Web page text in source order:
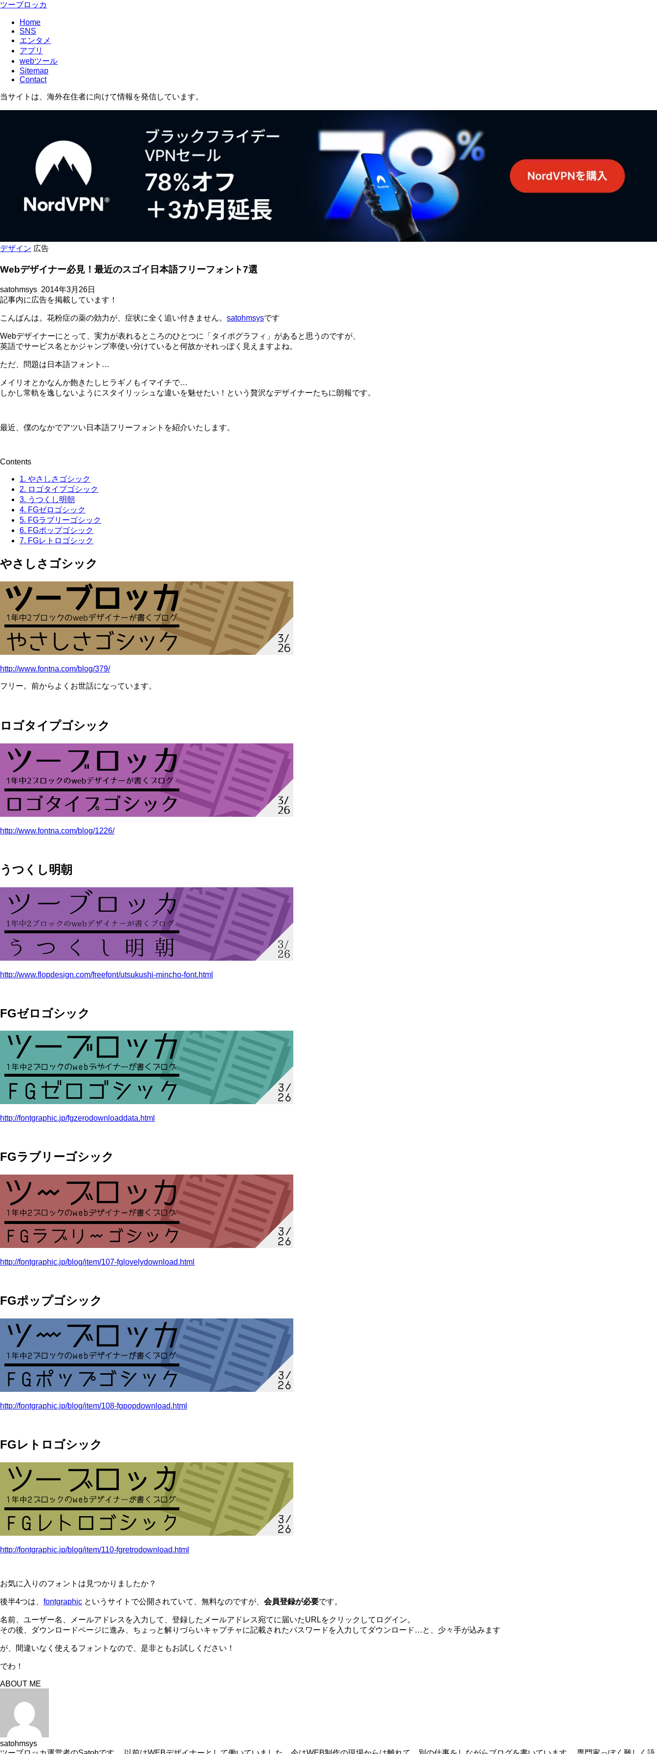
ツーブロッカ
Home
SNS
エンタメ
アプリ
webツール
Sitemap
Contact
当サイトは、海外在住者に向けて情報を発信しています。
デザイン 広告
Webデザイナー必見！最近のスゴイ日本語フリーフォント7選
satohmsys 2014年3月26日
記事内に広告を掲載しています！
こんばんは。花粉症の薬の効力が、症状に全く追い付きません。 satohmsysです
Webデザイナーにとって、実力が表れるところのひとつに「タイポグラフィ」があると思うのですが、
英語でサービス名とかジャンプ率使い分けていると何故かそれっぽく見えますよね。
ただ、問題は日本語フォント…
メイリオとかなんか飽きたしヒラギノもイマイチで…
しかし常軌を逸しないようにスタイリッシュな違いを魅せたい！という贅沢なデザイナーたちに朗報です。
最近、僕のなかでアツい日本語フリーフォントを紹介いたします。
Contents
1. やさしさゴシック
2. ロゴタイプゴシック
3. うつくし明朝
4. FGゼロゴシック
5. FGラブリーゴシック
6. FGポップゴシック
7. FGレトロゴシック
やさしさゴシック
http://www.fontna.com/blog/379/
フリー。前からよくお世話になっています。
ロゴタイプゴシック
http://www.fontna.com/blog/1226/
うつくし明朝
http://www.flopdesign.com/freefont/utsukushi-mincho-font.html
FGゼロゴシック
http://fontgraphic.jp/fgzerodownloaddata.html
FGラブリーゴシック
http://fontgraphic.jp/blog/item/107-fglovelydownload.html
FGポップゴシック
http://fontgraphic.jp/blog/item/108-fgpopdownload.html
FGレトロゴシック
http://fontgraphic.jp/blog/item/110-fgretrodownload.html
お気に入りのフォントは見つかりましたか？
後半4つは、 fontgraphic というサイトで公開されていて、無料なのですが、 会員登録が必要です。
名前、ユーザー名、メールアドレスを入力して、登録したメールアドレス宛てに届いたURLをクリックしてログイン。
その後、ダウンロードページに進み、ちょっと解りづらいキャプチャに記載されたパスワードを入力してダウンロード…と、少々手が込みます
が、間違いなく使えるフォントなので、是非ともお試しください！
でわ！
ABOUT ME
satohmsys